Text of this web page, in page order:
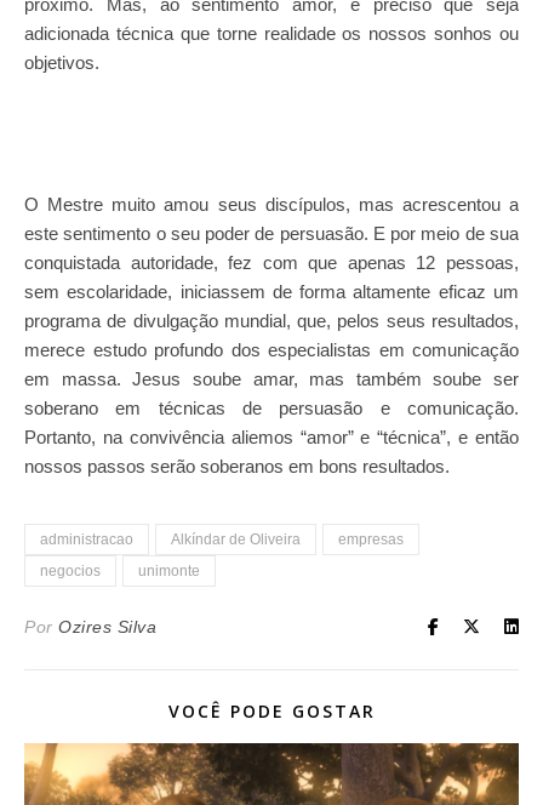
próximo. Mas, ao sentimento amor, é preciso que seja
adicionada técnica que torne realidade os nossos sonhos ou
objetivos.
O Mestre muito amou seus discípulos, mas acrescentou a
este sentimento o seu poder de persuasão. E por meio de sua
conquistada autoridade, fez com que apenas 12 pessoas,
sem escolaridade, iniciassem de forma altamente eficaz um
programa de divulgação mundial, que, pelos seus resultados,
merece estudo profundo dos especialistas em comunicação
em massa. Jesus soube amar, mas também soube ser
soberano em técnicas de persuasão e comunicação.
Portanto, na convivência aliemos “amor” e “técnica”, e então
nossos passos serão soberanos em bons resultados.
administracao Alkíndar de Oliveira
empresas
negocios
unimonte
Por Ozires Silva
VOCÊ PODE GOSTAR